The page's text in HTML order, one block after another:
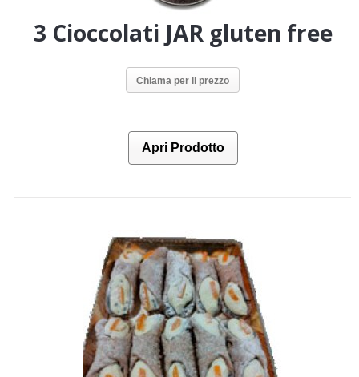
3 Cioccolati JAR gluten free
Chiama per il prezzo
Apri Prodotto